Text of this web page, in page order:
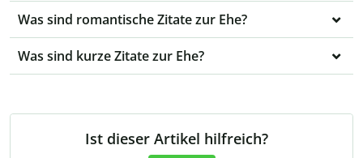
Was sind romantische Zitate zur Ehe?
Was sind kurze Zitate zur Ehe?
Ist dieser Artikel hilfreich?